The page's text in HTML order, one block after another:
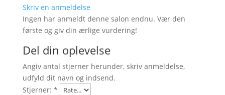
Skriv en anmeldelse
Ingen har anmeldt denne salon endnu. Vær den
første og giv din ærlige vurdering!
Del din oplevelse
Angiv antal stjerner herunder, skriv anmeldelse,
udfyld dit navn og indsend.
Stjerner: *